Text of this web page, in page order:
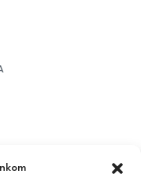
eura dostava je